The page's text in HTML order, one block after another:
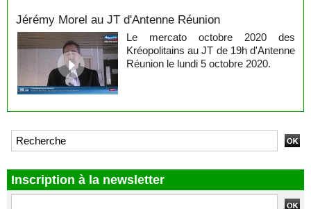
Jérémy Morel au JT d'Antenne Réunion
Le mercato octobre 2020 des
Kréopolitains au JT de 19h d'Antenne
Réunion le lundi 5 octobre 2020.
Inscription à la newsletter